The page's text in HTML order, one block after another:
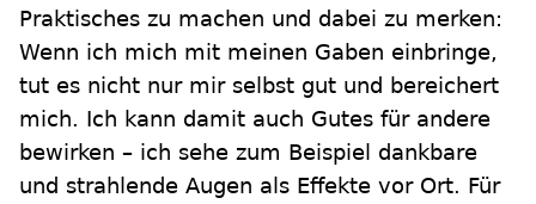
Praktisches zu machen und dabei zu merken:
Wenn ich mich mit meinen Gaben einbringe,
tut es nicht nur mir selbst gut und bereichert
mich. Ich kann damit auch Gutes für andere
bewirken – ich sehe zum Beispiel dankbare
und strahlende Augen als Effekte vor Ort. Für